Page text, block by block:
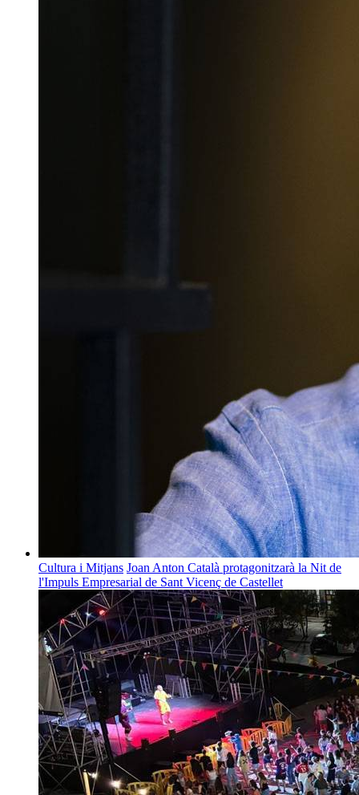
Cultura i Mitjans Joan Anton Català protagonitzarà la Nit de
l'Impuls Empresarial de Sant Vicenç de Castellet